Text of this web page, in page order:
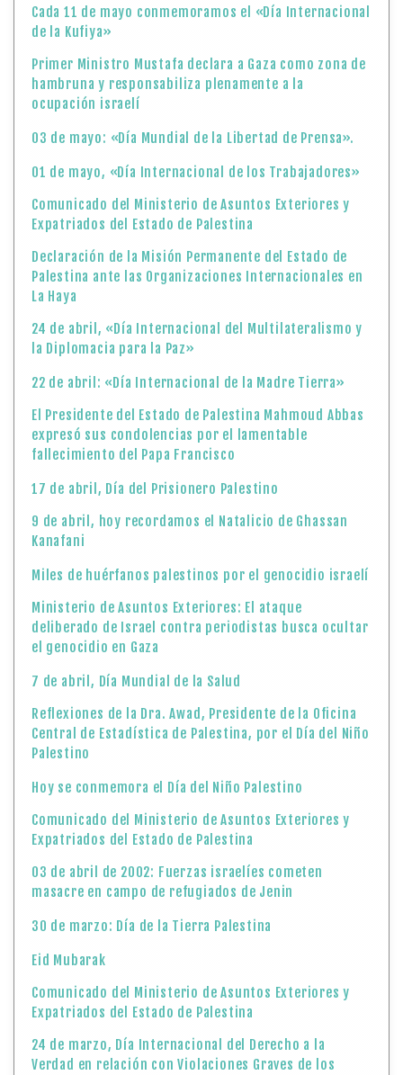
Cada 11 de mayo conmemoramos el «Día Internacional
de la Kufiya»
Primer Ministro Mustafa declara a Gaza como zona de
hambruna y responsabiliza plenamente a la
ocupación israelí
03 de mayo: «Día Mundial de la Libertad de Prensa».
01 de mayo, «Día Internacional de los Trabajadores»
Comunicado del Ministerio de Asuntos Exteriores y
Expatriados del Estado de Palestina
Declaración de la Misión Permanente del Estado de
Palestina ante las Organizaciones Internacionales en
La Haya
24 de abril, «Día Internacional del Multilateralismo y
la Diplomacia para la Paz»
22 de abril: «Día Internacional de la Madre Tierra»
El Presidente del Estado de Palestina Mahmoud Abbas
expresó sus condolencias por el lamentable
fallecimiento del Papa Francisco
17 de abril, Día del Prisionero Palestino
9 de abril, hoy recordamos el Natalicio de Ghassan
Kanafani
Miles de huérfanos palestinos por el genocidio israelí
Ministerio de Asuntos Exteriores: El ataque
deliberado de Israel contra periodistas busca ocultar
el genocidio en Gaza
7 de abril, Día Mundial de la Salud
Reflexiones de la Dra. Awad, Presidente de la Oficina
Central de Estadística de Palestina, por el Día del Niño
Palestino
Hoy se conmemora el Día del Niño Palestino
Comunicado del Ministerio de Asuntos Exteriores y
Expatriados del Estado de Palestina
03 de abril de 2002: Fuerzas israelíes cometen
masacre en campo de refugiados de Jenin
30 de marzo: Día de la Tierra Palestina
Eid Mubarak
Comunicado del Ministerio de Asuntos Exteriores y
Expatriados del Estado de Palestina
24 de marzo, Día Internacional del Derecho a la
Verdad en relación con Violaciones Graves de los